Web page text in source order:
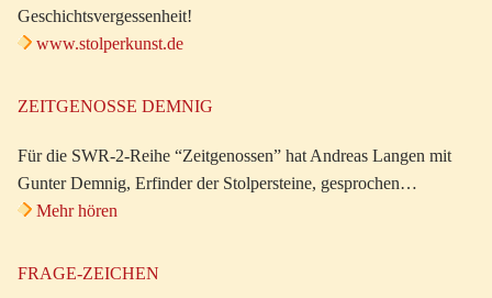
Geschichtsvergessenheit!
www.stolperkunst.de
ZEITGENOSSE DEMNIG
Für die SWR-2-Reihe “Zeitgenossen” hat Andreas Langen mit
Gunter Demnig, Erfinder der Stolpersteine, gesprochen…
Mehr hören
FRAGE-ZEICHEN